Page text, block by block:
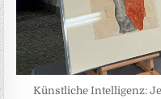
Künstliche Intelligenz: